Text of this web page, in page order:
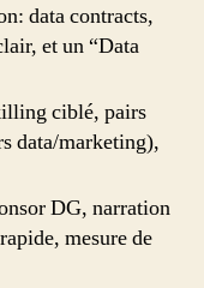
data contracts,
et un “Data
ciblé, pairs
data/marketing),
DG, narration
mesure de